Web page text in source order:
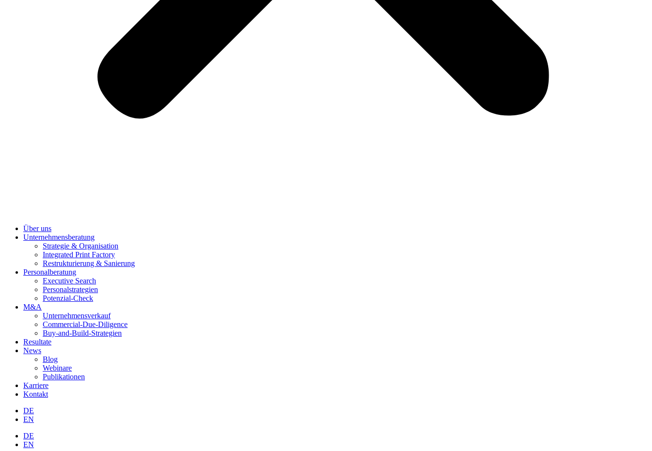
Über uns
Unternehmensberatung
Strategie & Organisation
Integrated Print Factory
Restrukturierung & Sanierung
Personalberatung
Executive Search
Personalstrategien
Potenzial-Check
M&A
Unternehmensverkauf
Commercial-Due-Diligence
Buy-and-Build-Strategien
Resultate
News
Blog
Webinare
Publikationen
Karriere
Kontakt
DE
EN
DE
EN